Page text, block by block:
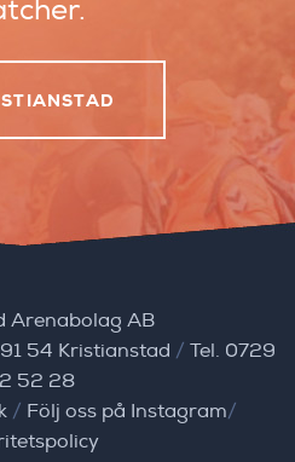
Arenabolag AB
54 Kristianstad / Tel. 0729
52 28
/ Följ oss på Instagram/